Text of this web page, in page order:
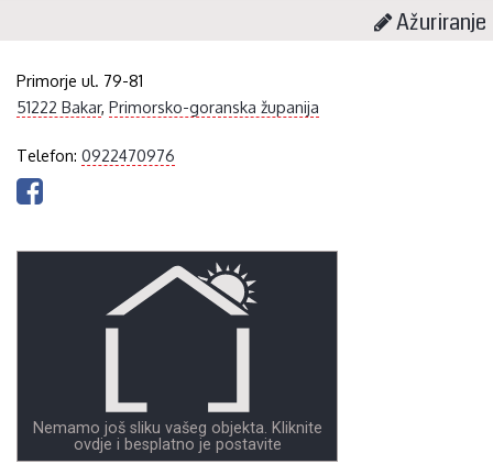
Ažuriranje
Primorje ul. 79-81
51222 Bakar,Primorsko-goranska županija
Telefon:0922470976
Nemamo još sliku vašeg objekta. Kliknite
ovdje i besplatno je postavite